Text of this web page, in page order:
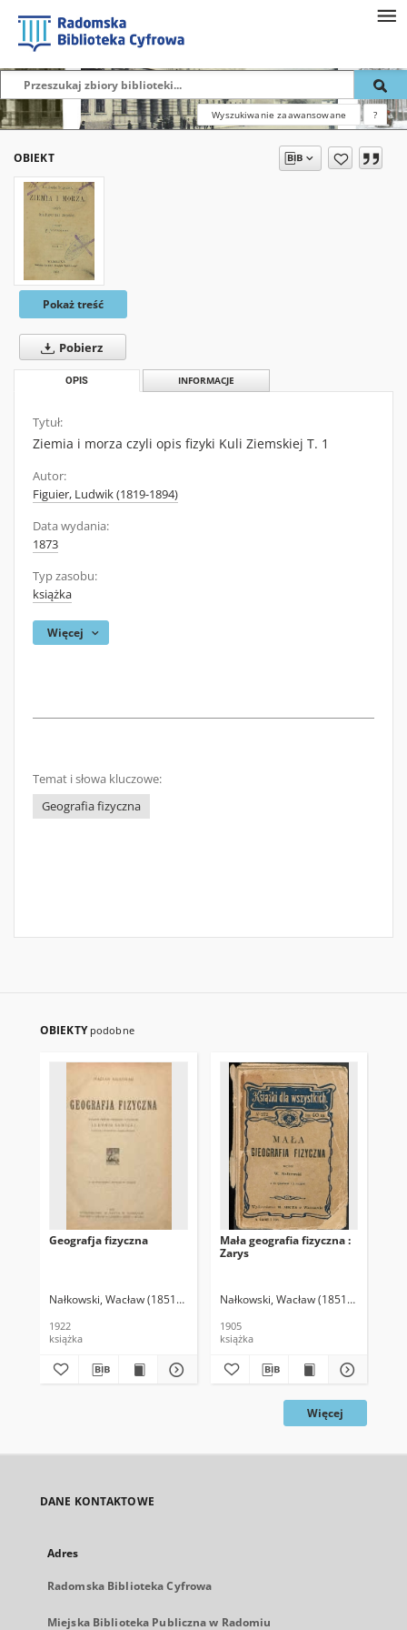
Wyszukiwanie zaawansowane ?
OBIEKT
Pokaż treść
Pobierz
OPIS INFORMACJE
Tytuł:
Ziemia i morza czyli opis fizyki Kuli Ziemskiej T. 1
Autor:
Figuier, Ludwik (1819-1894)
Data wydania:
1873
Typ zasobu:
książka
Więcej
Temat i słowa kluczowe:
Geografia fizyczna
OBIEKTY podobne
Geografja fizyczna
Nałkowski, Wacław (1851-1911)
1922
książka
Mała geografia fizyczna :
Zarys
Nałkowski, Wacław (1851-1911)
1905
książka
Więcej
DANE KONTAKTOWE
Adres
Radomska Biblioteka Cyfrowa
Miejska Biblioteka Publiczna w Radomiu